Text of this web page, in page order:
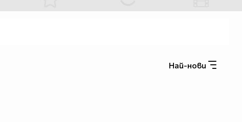
Най-нови